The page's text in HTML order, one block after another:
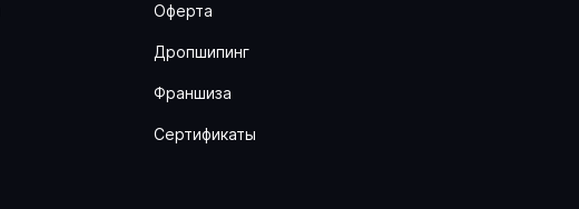
Оферта
Дропшипинг
Франшиза
Сертификаты